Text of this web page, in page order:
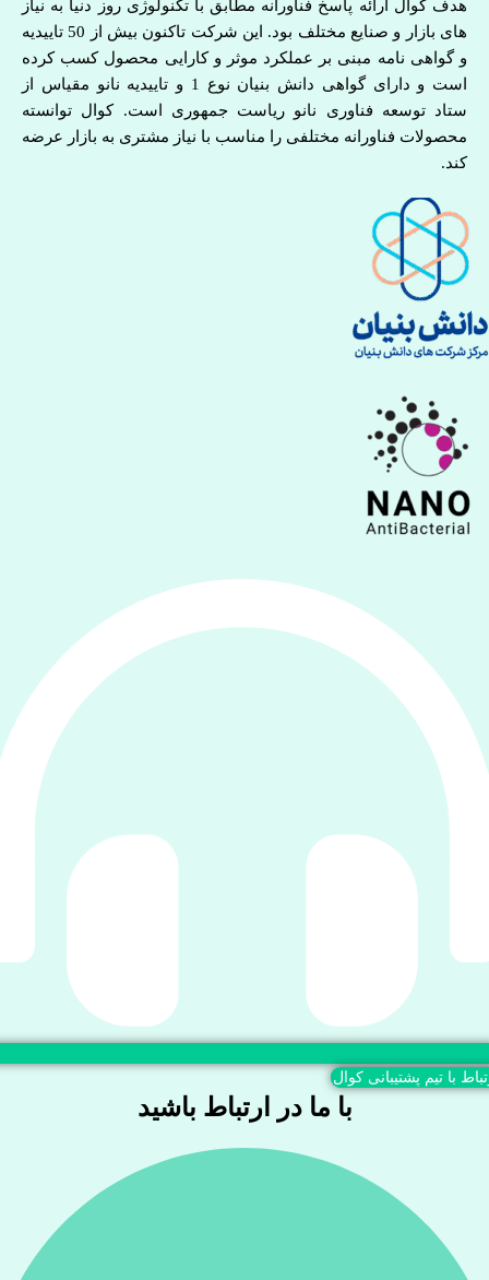
هدف کوال ارائه پاسخ فناورانه مطابق با تکنولوژی روز دنیا به نیاز
های بازار و صنایع مختلف بود. این شرکت تاکنون بیش از 50 تاییدیه
و گواهی نامه مبنی بر عملکرد موثر و کارایی محصول کسب کرده
است و دارای گواهی دانش بنیان نوع 1 و تاییدیه نانو مقیاس از
ستاد توسعه فناوری نانو ریاست جمهوری است. کوال توانسته
محصولات فناورانه مختلفی را مناسب با نیاز مشتری به بازار عرضه
کند.
با تیم پشتیبانی کوال
با ما در ارتباط باشید